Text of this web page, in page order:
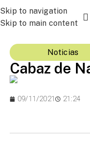
Skip to navigation
Skip to main content
Noticias
Cabaz de
09/11/2021 21:24